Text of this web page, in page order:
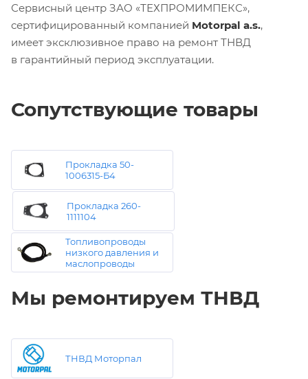
Сервисный центр ЗАО «ТЕХПРОМИМПЕКС»,
сертифицированный компанией Motorpal a.s.,
имеет эксклюзивное право на ремонт ТНВД
в гарантийный период эксплуатации.
Сопутствующие товары
Прокладка 50-
1006315-Б4
Прокладка 260-
1111104
Топливопроводы
низкого давления и
маслопроводы
Мы ремонтируем ТНВД
ТНВД Моторпал